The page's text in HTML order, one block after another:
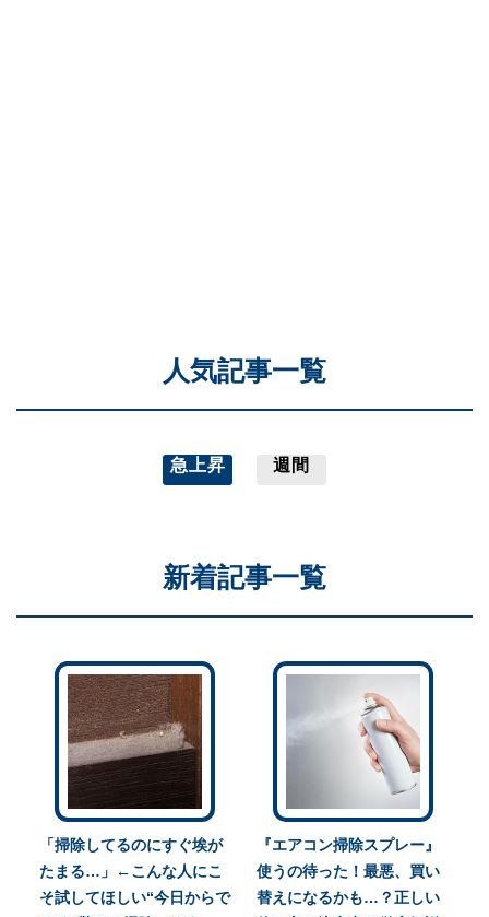
人気記事一覧
急上昇 週間
新着記事一覧
「掃除してるのにすぐ埃が
たまる…」←こんな人にこ
そ試してほしい“今日からで
『エアコン掃除スプレー』
使うの待った！最悪、買い
替えになるかも…？正しい